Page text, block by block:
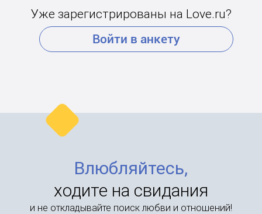
Уже зарегистрированы на Love.ru?
Войти в анкету
Влюбляйтесь,
ходите на свидания
и не откладывайте поиск любви и отношений!